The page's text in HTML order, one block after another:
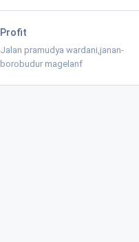
Profit
Jalan pramudya wardani,janan-
borobudur magelanf